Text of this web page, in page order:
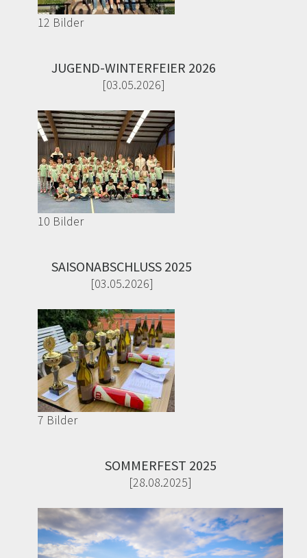
12 Bilder
JUGEND-WINTERFEIER 2026
[03.05.2026]
10 Bilder
SAISONABSCHLUSS 2025
[03.05.2026]
7 Bilder
SOMMERFEST 2025
[28.08.2025]